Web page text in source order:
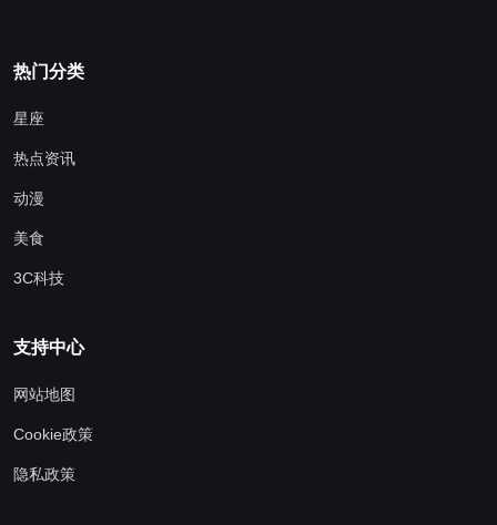
热门分类
星座
热点资讯
动漫
美食
3C科技
支持中心
网站地图
Cookie政策
隐私政策